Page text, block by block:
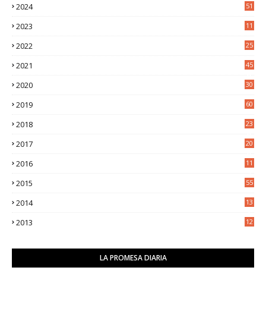
2024 51
2023
11
2022
25
2021
45
2020
30
2019 60
2018
23
2017
20
2016
11
2015 55
2014
13
2013
12
LA PROMESA DIARIA